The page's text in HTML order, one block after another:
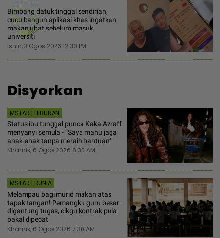
6
Bimbang datuk tinggal sendirian,
cucu bangun aplikasi khas ingatkan
makan ubat sebelum masuk
universiti
Isnin, 3 Ogos 2026 12:30 PM
Disyorkan
MSTAR | HIBURAN
Status ibu tunggal punca Kaka Azraff
menyanyi semula - “Saya mahu jaga
anak-anak tanpa meraih bantuan“
Khamis, 6 Ogos 2026 8:30 AM
MSTAR | DUNIA
Melampau bagi murid makan atas
tapak tangan! Pemangku guru besar
digantung tugas, cikgu kontrak pula
bakal dipecat
Khamis, 6 Ogos 2026 7:30 AM